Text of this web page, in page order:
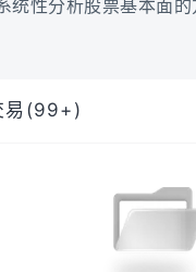
统性分析股票基本面
易(99+)